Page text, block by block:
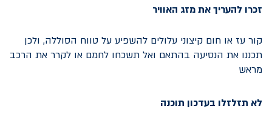
זכרו להעריך את מזג האוויר
קור עז או חום קיצוני עלולים להשפיע על טווח הסוללה, ולכן
תכננו את הנסיעה בהתאם ואל תשכחו לחמם או לקרר את הרכב
מראש
לא תזלזלו בעדכון תוכנה